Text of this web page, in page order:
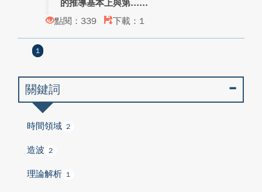
的推導基本上與第...
點閱：339
下載：1
1
關鍵詞
時間領域 2
造波 2
理論解析 1